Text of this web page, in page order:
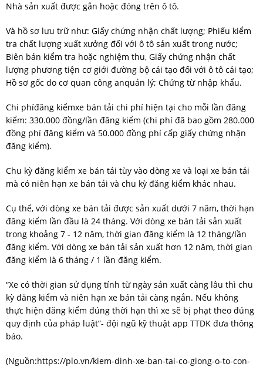
Nhà sản xuất được gắn hoặc đóng trên ô tô.
Và hồ sơ lưu trữ như: Giấy chứng nhận chất lượng; Phiếu kiểm
tra chất lượng xuất xưởng đối với ô tô sản xuất trong nước;
Biên bản kiểm tra hoặc nghiệm thu, Giấy chứng nhận chất
lượng phương tiện cơ giới đường bộ cải tạo đối với ô tô cải tạo;
Hồ sơ gốc do cơ quan công anquản lý; Chứng từ nhập khẩu.
Chi phíđăng kiểmxe bán tải chi phí hiện tại cho mỗi lần đăng
kiểm: 330.000 đồng/lần đăng kiểm (chi phí đã bao gồm 280.000
đồng phí đăng kiểm và 50.000 đồng phí cấp giấy chứng nhận
đăng kiểm).
Chu kỳ đăng kiểm xe bán tải tùy vào dòng xe và loại xe bán tải
mà có niên hạn xe bán tải và chu kỳ đăng kiểm khác nhau.
Cụ thể, với dòng xe bán tải được sản xuất dưới 7 năm, thời hạn
đăng kiểm lần đầu là 24 tháng. Với dòng xe bán tải sản xuất
trong khoảng 7 - 12 năm, thời gian đăng kiểm là 12 tháng/lần
đăng kiểm. Với dòng xe bán tải sản xuất hơn 12 năm, thời gian
đăng kiểm là 6 tháng / 1 lần đăng kiểm.
“Xe có thời gian sử dụng tính từ ngày sản xuất càng lâu thì chu
kỳ đăng kiểm và niên hạn xe bán tải càng ngắn. Nếu không
thực hiện đăng kiểm đúng thời hạn thì xe sẽ bị phạt theo đúng
quy định của pháp luật”- đội ngũ kỹ thuật app TTDK đưa thông
báo.
(Nguồn:https://plo.vn/kiem-dinh-xe-ban-tai-co-giong-o-to-con-